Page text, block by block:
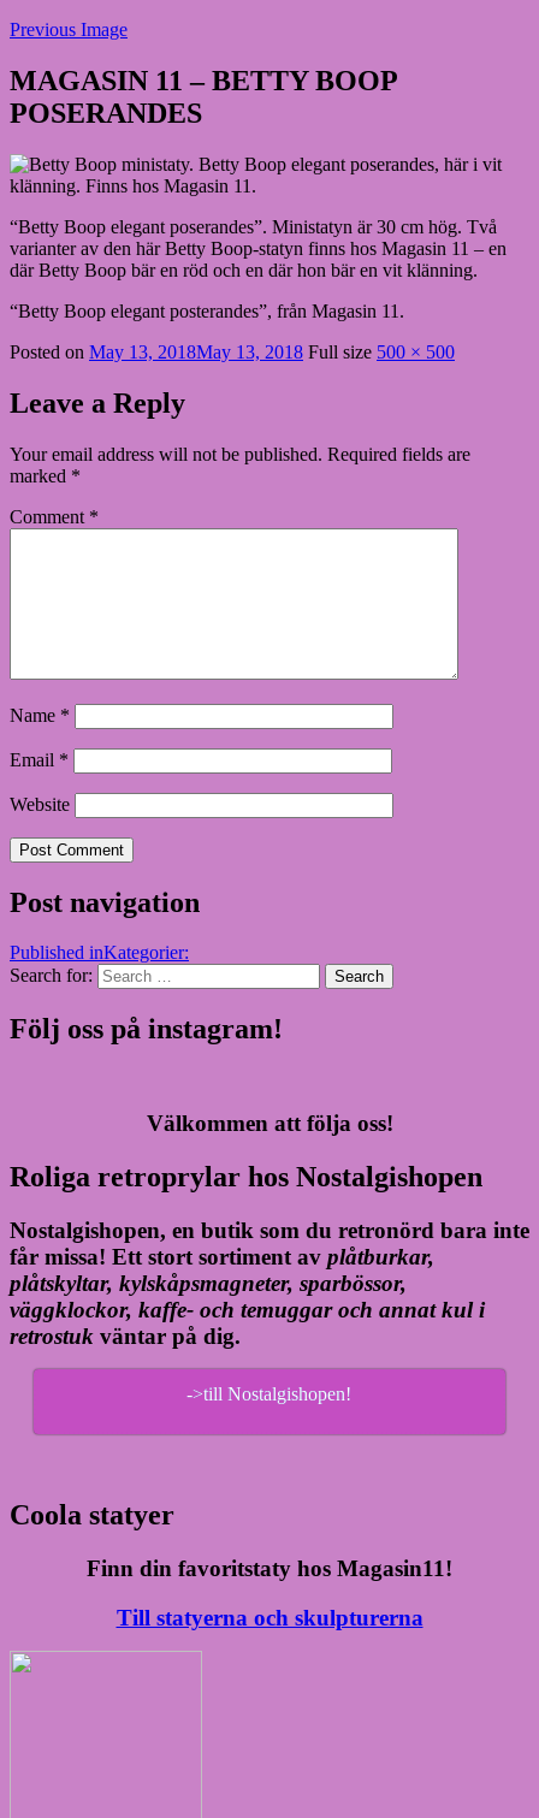
Previous Image
MAGASIN 11 – BETTY BOOP
POSERANDES
“Betty Boop elegant poserandes”. Ministatyn är 30 cm hög. Två
varianter av den här Betty Boop-statyn finns hos Magasin 11 – en
där Betty Boop bär en röd och en där hon bär en vit klänning.
“Betty Boop elegant posterandes”, från Magasin 11.
Posted on May 13, 2018May 13, 2018 Full size 500 × 500
Leave a Reply
Your email address will not be published. Required fields are
marked *
Comment *
Name *
Email *
Website
Post navigation
Published inKategorier:
Search for:
Search
Följ oss på instagram!
Välkommen att följa oss!
Roliga retroprylar hos Nostalgishopen
Nostalgishopen, en butik som du retronörd bara inte
får missa! Ett stort sortiment av plåtburkar,
plåtskyltar, kylskåpsmagneter, sparbössor,
väggklockor, kaffe- och temuggar och annat kul i
retrostuk väntar på dig.
->till Nostalgishopen!
Coola statyer
Finn din favoritstaty hos Magasin11!
Till statyerna och skulpturerna